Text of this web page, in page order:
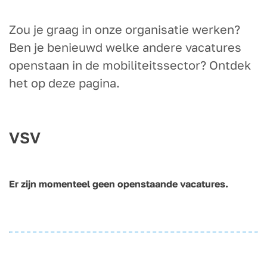
Zou je graag in onze organisatie werken?
Ben je benieuwd welke andere vacatures
openstaan in de mobiliteitssector? Ontdek
het op deze pagina.
VSV
Er zijn momenteel geen openstaande vacatures.